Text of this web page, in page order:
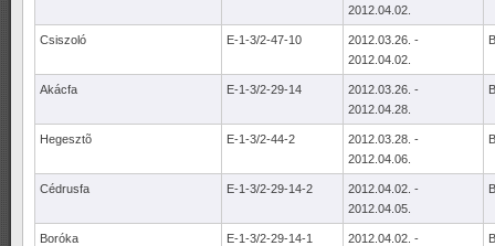
2012.04.02.
Csiszoló E-1-3/2-47-10
2012.03.26. -
2012.04.02.
Akácfa E-1-3/2-29-14
2012.03.26. -
2012.04.28.
Hegesztõ E-1-3/2-44-2
2012.03.28. -
2012.04.06.
Cédrusfa E-1-3/2-29-14-2
2012.04.02. -
2012.04.05.
Boróka E-1-3/2-29-14-1
2012.04.02. -